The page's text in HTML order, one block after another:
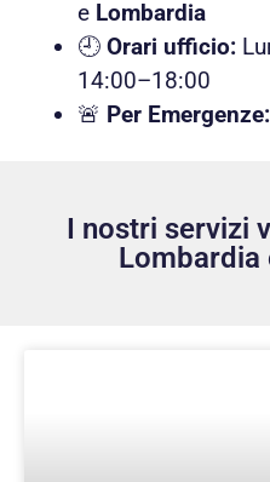
e Lombardia
🕘 Orari ufficio:
14:00–18:00
🚨 Per
I nostri servizi
Lombardia